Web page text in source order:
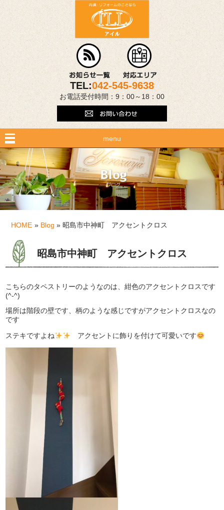
TEL:042-545-9638
お電話受付時間：9：00～18：00
menu
HOME » Blog » 昭島市中神町 アクセントクロス
昭島市中神町 アクセントクロス
こちらのタペストリーのようなのは、紺色のアクセントクロスです
(^-^)
場所は階段の壁です、柄のような感じですがアクセントクロスなの
です
ステキですよね
アクセントに飾りを付けて可愛いです